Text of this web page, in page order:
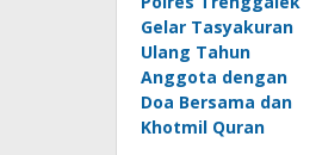
Gelar Tasyakuran
Ulang Tahun
Anggota dengan
Doa Bersama dan
Khotmil Quran